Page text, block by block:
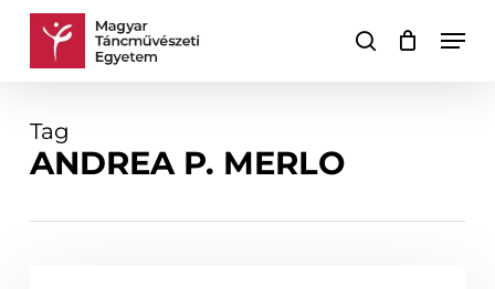
Skip
keresés
Kosár Kosár
Tag
ANDREA P. MERLO